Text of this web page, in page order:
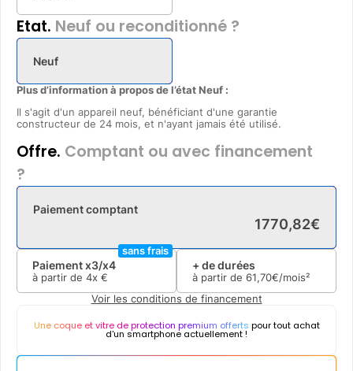
Etat. Neuf ou reconditionné ?
Neuf
Plus d’information à propos de l’état Neuf :
Il s'agit d'un appareil neuf, bénéficiant d'une garantie
constructeur de 24 mois, et n'ayant jamais été utilisé.
Offre. Comptant ou avec financement
?
Paiement comptant
1770,82€
Paiement x3/x4
à partir de 4x €
sans frais
+ de durées
à partir de 61,70€/mois²
Voir les conditions de financement
Une coque et vitre de protection premium offerts pour tout achat
d'un smartphone actuellement !